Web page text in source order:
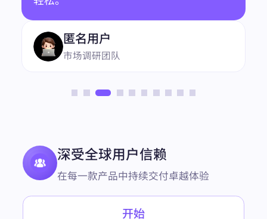
匿名用户
市场调研团队
深受全球用户信赖
在每一款产品中持续交付卓越体验
开始